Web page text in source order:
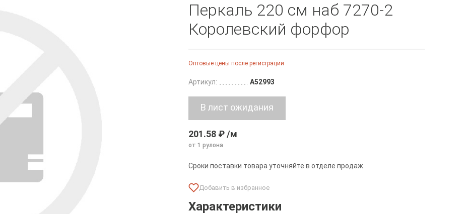
Перкаль 220 см наб 7270-2
Королевский форфор
Оптовые цены после регистрации
Артикул: A52993
201.58 ₽ /м
от 1 рулона
Сроки поставки товара уточняйте в отделе продаж.
Характеристики